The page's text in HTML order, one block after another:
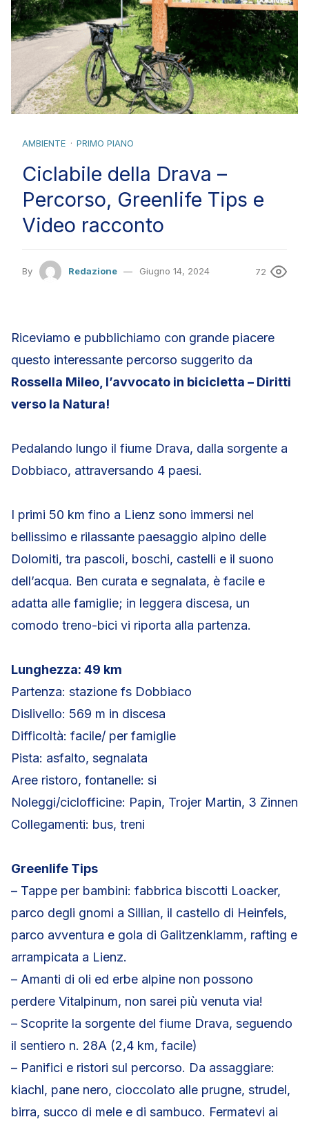
AMBIENTE PRIMO PIANO
Ciclabile della Drava –
Percorso, Greenlife Tips e
Video racconto
By Redazione Giugno 14, 2024 72
Riceviamo e pubblichiamo con grande piacere
questo interessante percorso suggerito da
Rossella Mileo, l’avvocato in bicicletta – Diritti
verso la Natura!
Pedalando lungo il fiume Drava, dalla sorgente a
Dobbiaco, attraversando 4 paesi.
I primi 50 km fino a Lienz sono immersi nel
bellissimo e rilassante paesaggio alpino delle
Dolomiti, tra pascoli, boschi, castelli e il suono
dell’acqua. Ben curata e segnalata, è facile e
adatta alle famiglie; in leggera discesa, un
comodo treno-bici vi riporta alla partenza.
Lunghezza: 49 km
Partenza: stazione fs Dobbiaco
Dislivello: 569 m in discesa
Difficoltà: facile/ per famiglie
Pista: asfalto, segnalata
Aree ristoro, fontanelle: si
Noleggi/ciclofficine: Papin, Trojer Martin, 3 Zinnen
Collegamenti: bus, treni
Greenlife Tips
– Tappe per bambini: fabbrica biscotti Loacker,
parco degli gnomi a Sillian, il castello di Heinfels,
parco avventura e gola di Galitzenklamm, rafting e
arrampicata a Lienz.
– Amanti di oli ed erbe alpine non possono
perdere Vitalpinum, non sarei più venuta via!
– Scoprite la sorgente del fiume Drava, seguendo
il sentiero n. 28A (2,4 km, facile)
– Panifici e ristori sul percorso. Da assaggiare:
kiachl, pane nero, cioccolato alle prugne, strudel,
birra, succo di mele e di sambuco. Fermatevi ai